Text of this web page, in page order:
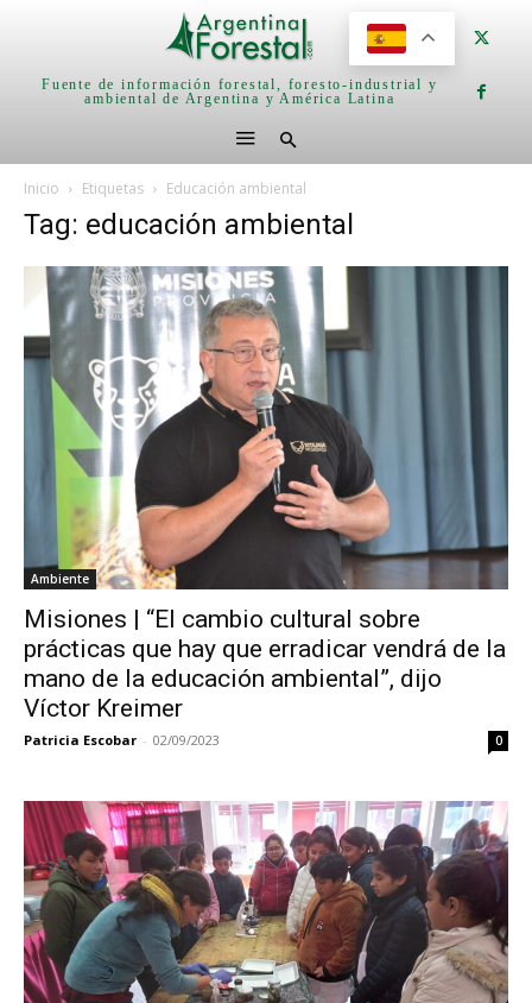
Fuente de información forestal, foresto-industrial y
ambiental de Argentina y América Latina
Inicio Etiquetas Educación ambiental
Tag: educación ambiental
Ambiente
Misiones | “El cambio cultural sobre
prácticas que hay que erradicar vendrá de la
mano de la educación ambiental”, dijo
Víctor Kreimer
Patricia Escobar - 02/09/2023 0